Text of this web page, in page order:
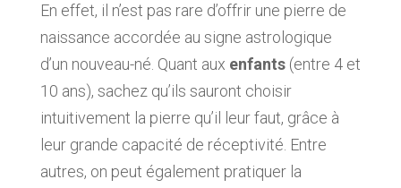
En effet, il n’est pas rare d’offrir une pierre de
naissance accordée au signe astrologique
d’un nouveau-né. Quant aux enfants(entre 4 et
10 ans), sachez qu’ils sauront choisir
intuitivement la pierre qu’il leur faut, grâce à
leur grande capacité de réceptivité. Entre
autres, on peut également pratiquer la